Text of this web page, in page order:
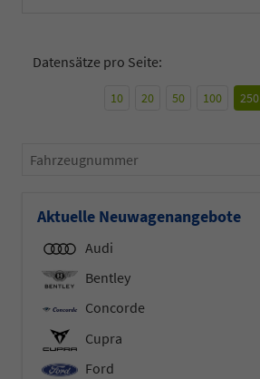
Datensätze pro Seite:
10 20 50 100 250
Fahrzeugnummer
Aktuelle Neuwagenangebote
Audi
Bentley
Concorde
Cupra
Ford